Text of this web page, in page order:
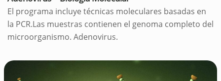
El programa incluye técnicas moleculares basadas en
la PCR.Las muestras contienen el genoma completo del
microorganismo. Adenovirus.